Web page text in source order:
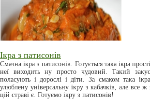
Ікра з патисонів
Смачна ікра з патисонів. Готується така ікра
неї виходить ну просто чудовий. Такий
поласують і дорослі і діти. За смаком така
улюблену універсальну ікру з кабачків, але все
цій страві є. Готуємо ікру з патисонів!